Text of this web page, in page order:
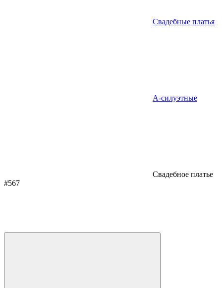
Свадебные платья
А-силуэтные
Свадебное платье
#567